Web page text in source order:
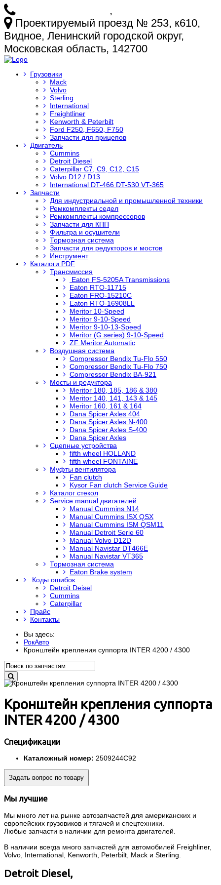
,
Проектируемый проезд № 253, к610,
Видное, Ленинский городской округ,
Московская область, 142700
Грузовики
Mack
Volvo
Sterling
International
Freightliner
Kenworth & Peterbilt
Ford F250, F650, F750
Запчасти для прицепов
Двигатель
Cummins
Detroit Diesel
Caterpillar C7, C9, C12, C15
Volvo D12 / D13
International DT-466 DT-530 VT-365
Запчасти
Для индустриальной и промышленной техники
Ремкомплекты седел
Ремкомплекты компрессоров
Запчасти для КПП
Фильтра и осушители
Тормозная система
Запчасти для редукторов и мостов
Инструмент
Каталоги PDF
Трансмиссия
Eaton FS-5205A Transmissions
Eaton RTO-11715
Eaton FRO-15210C
Eaton RTO-16908LL
Meritor 10-Speed
Meritor 9-10-Speed
Meritor 9-10-13-Speed
Meritor (G series) 9-10-Speed
ZF Meritor Automatic
Воздушная система
Compressor Bendix Tu-Flo 550
Compressor Bendix Tu-Flo 750
Compressor Bendix BA-921
Мосты и редуктора
Meritor 180, 185, 186 & 380
Meritor 140, 141, 143 & 145
Meritor 160, 161 & 164
Dana Spicer Axles 404
Dana Spicer Axles N-400
Dana Spicer Axles S-400
Dana Spicer Axles
Сцепные устройства
fifth wheel HOLLAND
fifth wheel FONTAINE
Муфты вентилятора
Fan clutch
Kysor Fan clutch Service Guide
Каталог стекол
Service manual двигателей
Manual Cummins N14
Manual Cummins ISX QSX
Manual Cummins ISM QSM11
Manual Detroit Serie 60
Manual Volvo D12D
Manual Navistar DT466E
Manual Navistar VT365
Тормозная система
Eaton Brake system
Коды ошибок
Detroit Deisel
Cummins
Caterpillar
Прайс
Контакты
Вы здесь:
РокАвто
Кронштейн крепления суппорта INTER 4200 / 4300
Кронштейн крепления суппорта
INTER 4200 / 4300
Спецификации
Каталожный номер: 2509244C92
Задать вопрос по товару
Мы лучшие
Мы много лет на рынке автозапчастей для американских и
европейских грузовиков и тягачей и спецтехники.
Любые запчасти в наличии для ремонта двигателей.
В наличии всегда много запчастей для автомобилей Freighliner,
Volvo, International, Kenworth, Peterbilt, Mack и Sterling.
Detroit Diesel,